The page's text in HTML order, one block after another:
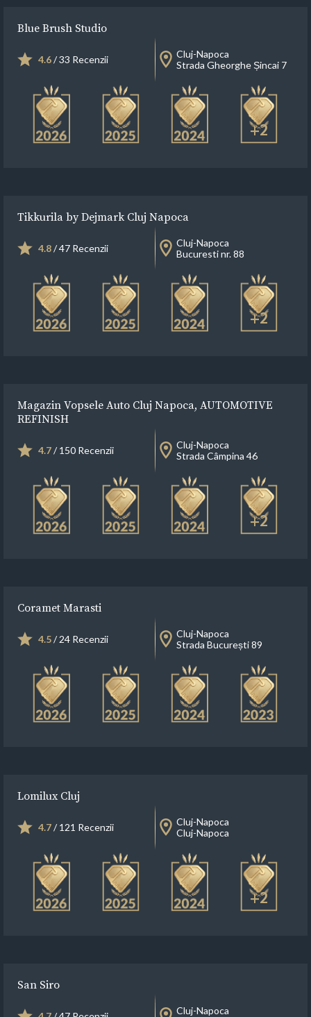
Blue Brush Studio
4.6/ 33 Recenzii
Cluj-Napoca
Strada Gheorghe Șincai 7
+2
Tikkurila by Dejmark Cluj Napoca
4.8/ 47 Recenzii
Cluj-Napoca
Bucuresti nr. 88
+2
Magazin Vopsele Auto Cluj Napoca, AUTOMOTIVE
REFINISH
4.7/ 150 Recenzii
Cluj-Napoca
Strada Câmpina 46
+2
Coramet Marasti
4.5/ 24 Recenzii
Cluj-Napoca
Strada București 89
Lomilux Cluj
4.7/ 121 Recenzii
Cluj-Napoca
Cluj-Napoca
+2
San Siro
Cluj-Napoca